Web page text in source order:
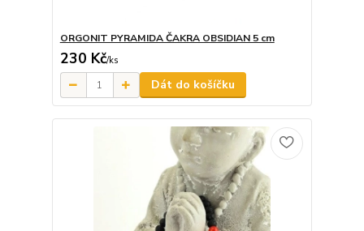
ORGONIT PYRAMIDA ČAKRA OBSIDIAN 5 cm
230 Kč/ks
Dát do košíčku